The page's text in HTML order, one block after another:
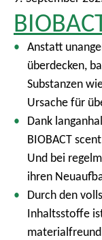
Anstatt
überdecken,
Substanzen
Ursache für
Dank
BIOBACT
Und bei
ihren
Durch den
Inhaltsstoffe